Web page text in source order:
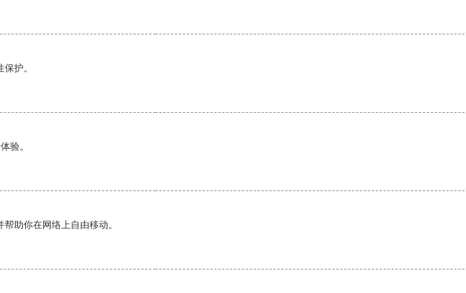
护。
验。
助你在网络上自由移动。